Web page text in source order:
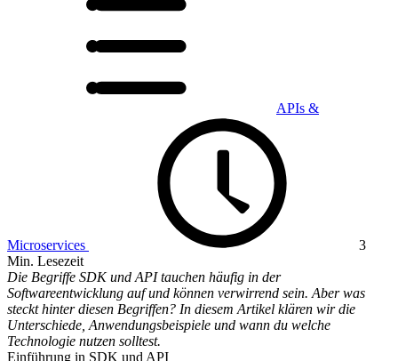
APIs &
Microservices
3
Min. Lesezeit
Die Begriffe SDK und API tauchen häufig in der
Softwareentwicklung auf und können verwirrend sein. Aber was
steckt hinter diesen Begriffen? In diesem Artikel klären wir die
Unterschiede, Anwendungsbeispiele und wann du welche
Technologie nutzen solltest.
Einführung in SDK und API